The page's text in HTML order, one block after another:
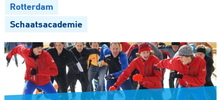
Rotterdam
Schaatsacademie